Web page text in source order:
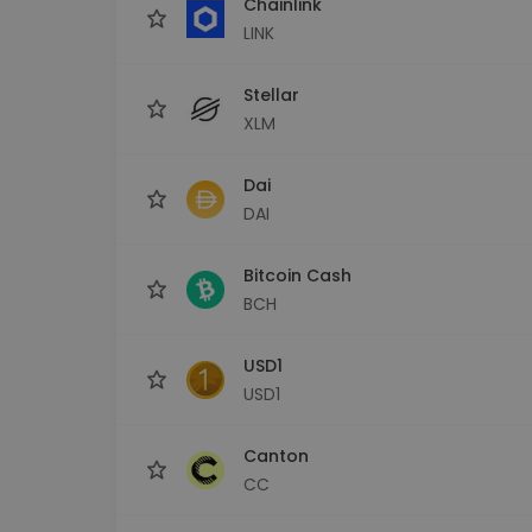
LINK
Stellar
XLM
Dai
DAI
Bitcoin Cash
BCH
USD1
USD1
Canton
CC